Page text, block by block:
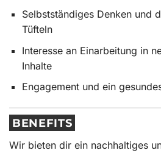
Selbstständiges Denken und
Tüfteln
Interesse an Einarbeitung in
Inhalte
Engagement und ein
BENEFITS
Wir bieten dir ein nachhaltiges